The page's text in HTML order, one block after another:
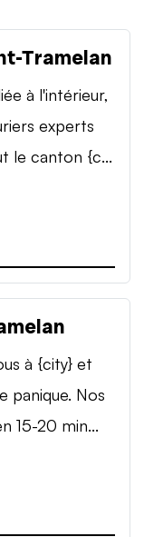
Tramelan
à l'intérieur,
experts
le canton {c...
à {city} et
panique. Nos
15-20 min...